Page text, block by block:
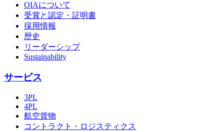
OIAについて
受賞と認定・証明書
採用情報
歴史
リーダーシップ
Sustainability
サービス
3PL
4PL
航空貨物
コントラクト・ロジスティクス